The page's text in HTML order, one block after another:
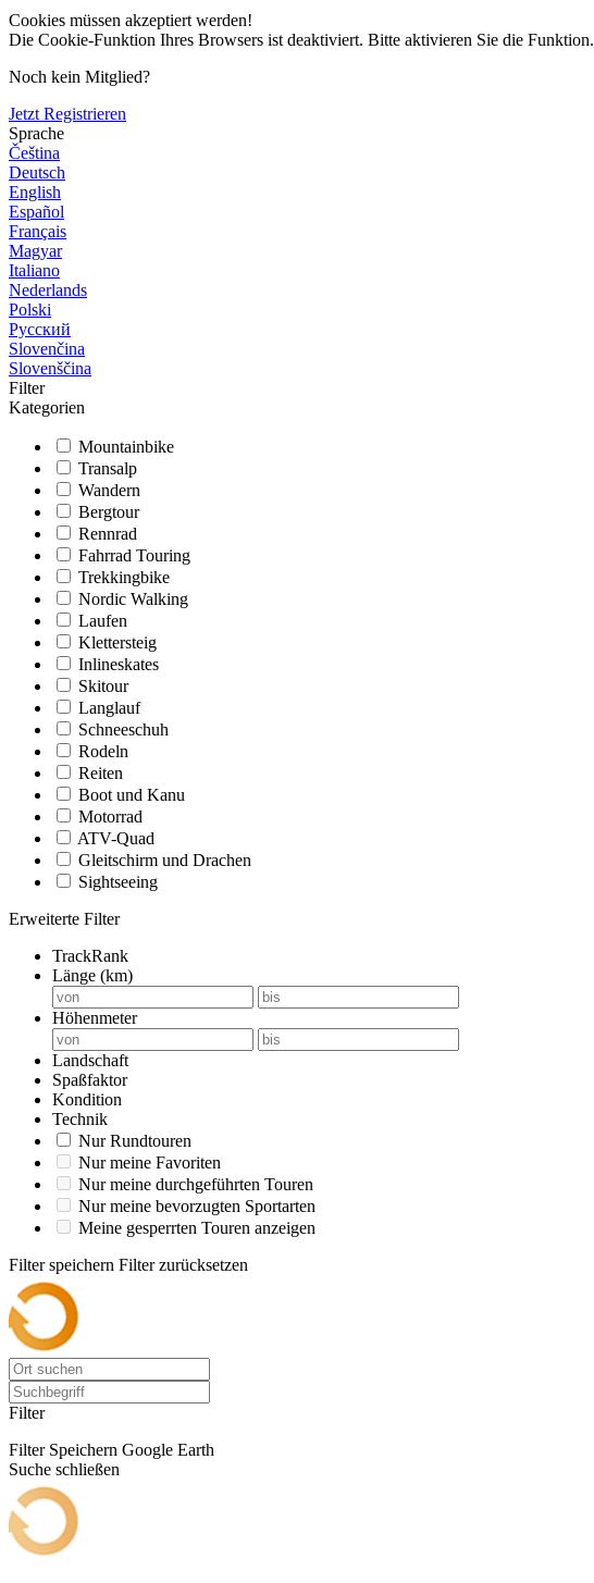
Cookies müssen akzeptiert werden!
Die Cookie-Funktion Ihres Browsers ist deaktiviert. Bitte aktivieren Sie die Funktion.
Noch kein Mitglied?
Jetzt Registrieren
Sprache
Čeština
Deutsch
English
Español
Français
Magyar
Italiano
Nederlands
Polski
Русский
Slovenčina
Slovenščina
Filter
Kategorien
Mountainbike
Transalp
Wandern
Bergtour
Rennrad
Fahrrad Touring
Trekkingbike
Nordic Walking
Laufen
Klettersteig
Inlineskates
Skitour
Langlauf
Schneeschuh
Rodeln
Reiten
Boot und Kanu
Motorrad
ATV-Quad
Gleitschirm und Drachen
Sightseeing
Erweiterte Filter
TrackRank
Länge (km)
Höhenmeter
Landschaft
Spaßfaktor
Kondition
Technik
Nur Rundtouren
Nur meine Favoriten
Nur meine durchgeführten Touren
Nur meine bevorzugten Sportarten
Meine gesperrten Touren anzeigen
Filter speichern Filter zurücksetzen
Filter
Filter Speichern Google Earth
Suche schließen